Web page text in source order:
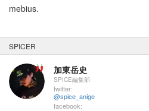
mebius.
SPICER
加東岳史
SPICE編集部
twitter:
@spice_anige
facebook: